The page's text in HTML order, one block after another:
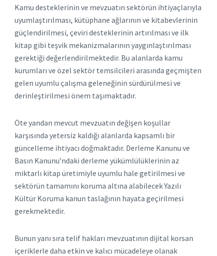
Kamu desteklerinin ve mevzuatın sektörün ihtiyaçlarıyla
uyumlaştırılması, kütüphane ağlarının ve kitabevlerinin
güçlendirilmesi, çeviri desteklerinin artırılması ve ilk
kitap gibi teşvik mekanizmalarının yaygınlaştırılması
gerektiği değerlendirilmektedir. Bu alanlarda kamu
kurumları ve özel sektör temsilcileri arasında geçmişten
gelen uyumlu çalışma geleneğinin sürdürülmesi ve
derinleştirilmesi önem taşımaktadır.
Öte yandan mevcut mevzuatın değişen koşullar
karşısında yetersiz kaldığı alanlarda kapsamlı bir
güncelleme ihtiyacı doğmaktadır. Derleme Kanunu ve
Basın Kanunu’ndaki derleme yükümlülüklerinin az
miktarlı kitap üretimiyle uyumlu hale getirilmesi ve
sektörün tamamını koruma altına alabilecek Yazılı
Kültür Koruma kanun taslağının hayata geçirilmesi
gerekmektedir.
Bunun yanı sıra telif hakları mevzuatının dijital korsan
içeriklerle daha etkin ve kalıcı mücadeleye olanak